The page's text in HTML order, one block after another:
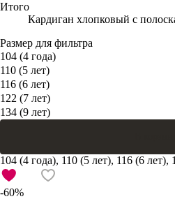
Итого
Кардиган хлопковый с
Размер для фильтра
104 (4 года)
110 (5 лет)
116 (6 лет)
122 (7 лет)
134 (9 лет)
104 (4 года), 110 (5 лет), 116 (6 лет),
-60%